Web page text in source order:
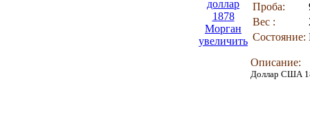
увеличить
Проба:
Вес :
Состояние:
Описание:
Доллар США